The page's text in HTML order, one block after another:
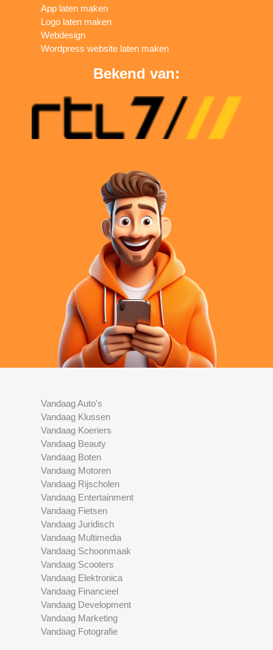
App laten maken
Logo laten maken
Webdesign
Wordpress website laten maken
Bekend van:
Vandaag Auto's
Vandaag Klussen
Vandaag Koeriers
Vandaag Beauty
Vandaag Boten
Vandaag Motoren
Vandaag Rijscholen
Vandaag Entertainment
Vandaag Fietsen
Vandaag Juridisch
Vandaag Multimedia
Vandaag Schoonmaak
Vandaag Scooters
Vandaag Elektronica
Vandaag Financieel
Vandaag Development
Vandaag Marketing
Vandaag Fotografie